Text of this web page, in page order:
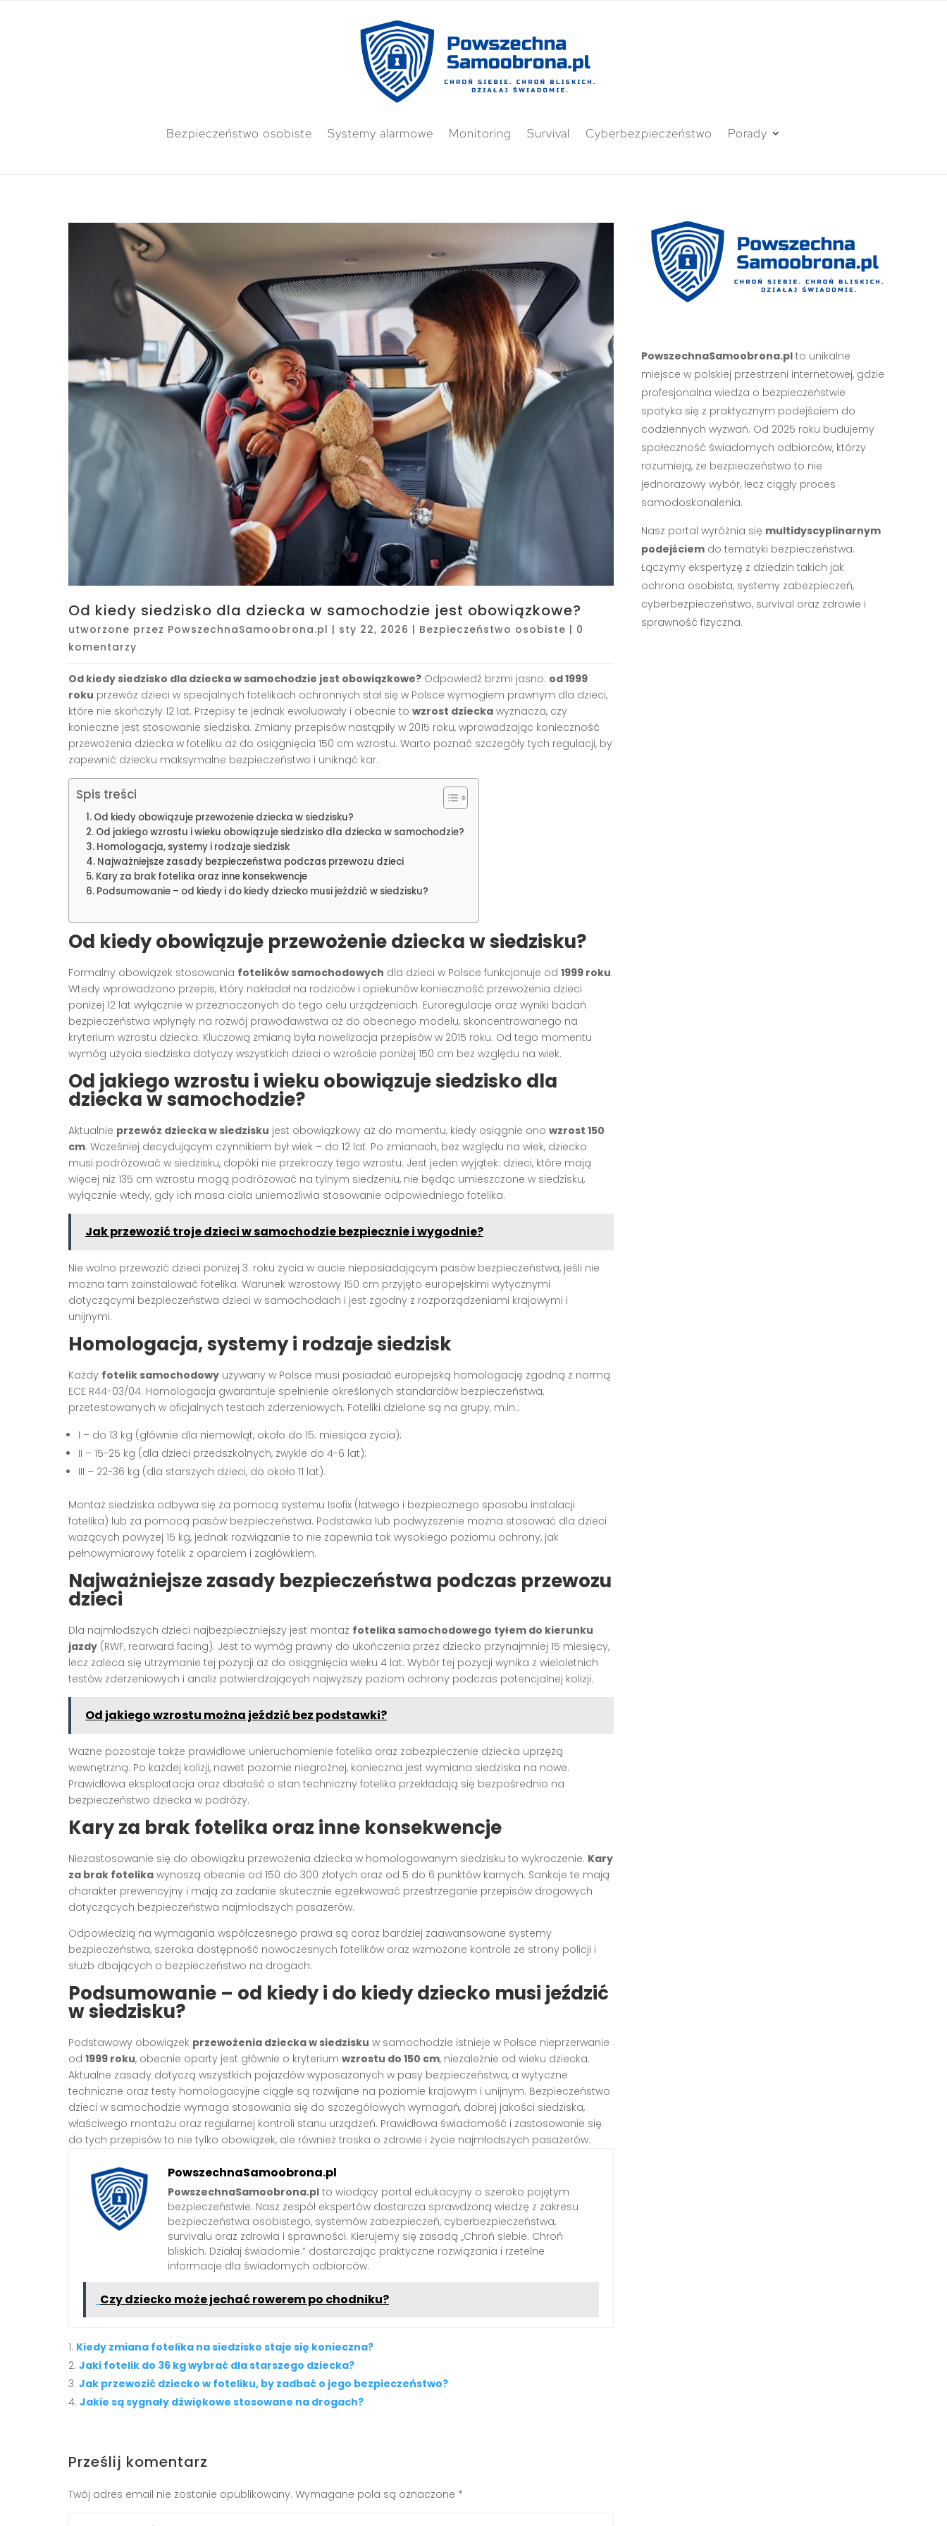
Bezpieczeństwo osobiste Systemy alarmowe Monitoring Survival Cyberbezpieczeństwo Porady
Od kiedy siedzisko dla dziecka w samochodzie jest obowiązkowe?
utworzone przez PowszechnaSamoobrona.pl | sty 22, 2026 | Bezpieczeństwo osobiste | 0
komentarzy
Od kiedy siedzisko dla dziecka w samochodzie jest obowiązkowe? Odpowiedź brzmi jasno: od 1999
roku przewóz dzieci w specjalnych fotelikach ochronnych stał się w Polsce wymogiem prawnym dla dzieci,
które nie skończyły 12 lat. Przepisy te jednak ewoluowały i obecnie to wzrost dziecka wyznacza, czy
konieczne jest stosowanie siedziska. Zmiany przepisów nastąpiły w 2015 roku, wprowadzając konieczność
przewożenia dziecka w foteliku aż do osiągnięcia 150 cm wzrostu. Warto poznać szczegóły tych regulacji, by
zapewnić dziecku maksymalne bezpieczeństwo i uniknąć kar.
Spis treści
Od kiedy obowiązuje przewożenie dziecka w siedzisku?
Od jakiego wzrostu i wieku obowiązuje siedzisko dla dziecka w samochodzie?
Homologacja, systemy i rodzaje siedzisk
Najważniejsze zasady bezpieczeństwa podczas przewozu dzieci
Kary za brak fotelika oraz inne konsekwencje
Podsumowanie – od kiedy i do kiedy dziecko musi jeździć w siedzisku?
Od kiedy obowiązuje przewożenie dziecka w siedzisku?
Formalny obowiązek stosowania fotelików samochodowych dla dzieci w Polsce funkcjonuje od 1999 roku.
Wtedy wprowadzono przepis, który nakładał na rodziców i opiekunów konieczność przewożenia dzieci
poniżej 12 lat wyłącznie w przeznaczonych do tego celu urządzeniach. Euroregulacje oraz wyniki badań
bezpieczeństwa wpłynęły na rozwój prawodawstwa aż do obecnego modelu, skoncentrowanego na
kryterium wzrostu dziecka. Kluczową zmianą była nowelizacja przepisów w 2015 roku. Od tego momentu
wymóg użycia siedziska dotyczy wszystkich dzieci o wzroście poniżej 150 cm bez względu na wiek.
Od jakiego wzrostu i wieku obowiązuje siedzisko dla
dziecka w samochodzie?
Aktualnie przewóz dziecka w siedzisku jest obowiązkowy aż do momentu, kiedy osiągnie ono wzrost 150
cm. Wcześniej decydującym czynnikiem był wiek – do 12 lat. Po zmianach, bez względu na wiek, dziecko
musi podróżować w siedzisku, dopóki nie przekroczy tego wzrostu. Jest jeden wyjątek: dzieci, które mają
więcej niż 135 cm wzrostu mogą podróżować na tylnym siedzeniu, nie będąc umieszczone w siedzisku,
wyłącznie wtedy, gdy ich masa ciała uniemożliwia stosowanie odpowiedniego fotelika.
Jak przewozić troje dzieci w samochodzie bezpiecznie i wygodnie?
Nie wolno przewozić dzieci poniżej 3. roku życia w aucie nieposiadającym pasów bezpieczeństwa, jeśli nie
można tam zainstalować fotelika. Warunek wzrostowy 150 cm przyjęto europejskimi wytycznymi
dotyczącymi bezpieczeństwa dzieci w samochodach i jest zgodny z rozporządzeniami krajowymi i
unijnymi.
Homologacja, systemy i rodzaje siedzisk
Każdy fotelik samochodowy używany w Polsce musi posiadać europejską homologację zgodną z normą
ECE R44-03/04. Homologacja gwarantuje spełnienie określonych standardów bezpieczeństwa,
przetestowanych w oficjalnych testach zderzeniowych. Foteliki dzielone są na grupy, m.in.:
I – do 13 kg (głównie dla niemowląt, około do 15. miesiąca życia);
II – 15-25 kg (dla dzieci przedszkolnych, zwykle do 4-6 lat);
III – 22-36 kg (dla starszych dzieci, do około 11 lat).
Montaż siedziska odbywa się za pomocą systemu Isofix (łatwego i bezpiecznego sposobu instalacji
fotelika) lub za pomocą pasów bezpieczeństwa. Podstawka lub podwyższenie można stosować dla dzieci
ważących powyżej 15 kg, jednak rozwiązanie to nie zapewnia tak wysokiego poziomu ochrony, jak
pełnowymiarowy fotelik z oparciem i zagłówkiem.
Najważniejsze zasady bezpieczeństwa podczas przewozu
dzieci
Dla najmłodszych dzieci najbezpieczniejszy jest montaż fotelika samochodowego tyłem do kierunku
jazdy (RWF, rearward facing). Jest to wymóg prawny do ukończenia przez dziecko przynajmniej 15 miesięcy,
lecz zaleca się utrzymanie tej pozycji aż do osiągnięcia wieku 4 lat. Wybór tej pozycji wynika z wieloletnich
testów zderzeniowych i analiz potwierdzających najwyższy poziom ochrony podczas potencjalnej kolizji.
Od jakiego wzrostu można jeździć bez podstawki?
Ważne pozostaje także prawidłowe unieruchomienie fotelika oraz zabezpieczenie dziecka uprzężą
wewnętrzną. Po każdej kolizji, nawet pozornie niegroźnej, konieczna jest wymiana siedziska na nowe.
Prawidłowa eksploatacja oraz dbałość o stan techniczny fotelika przekładają się bezpośrednio na
bezpieczeństwo dziecka w podróży.
Kary za brak fotelika oraz inne konsekwencje
Niezastosowanie się do obowiązku przewożenia dziecka w homologowanym siedzisku to wykroczenie. Kary
za brak fotelika wynoszą obecnie od 150 do 300 złotych oraz od 5 do 6 punktów karnych. Sankcje te mają
charakter prewencyjny i mają za zadanie skutecznie egzekwować przestrzeganie przepisów drogowych
dotyczących bezpieczeństwa najmłodszych pasażerów.
Odpowiedzią na wymagania współczesnego prawa są coraz bardziej zaawansowane systemy
bezpieczeństwa, szeroka dostępność nowoczesnych fotelików oraz wzmożone kontrole ze strony policji i
służb dbających o bezpieczeństwo na drogach.
Podsumowanie – od kiedy i do kiedy dziecko musi jeździć
w siedzisku?
Podstawowy obowiązek przewożenia dziecka w siedzisku w samochodzie istnieje w Polsce nieprzerwanie
od 1999 roku, obecnie oparty jest głównie o kryterium wzrostu do 150 cm, niezależnie od wieku dziecka.
Aktualne zasady dotyczą wszystkich pojazdów wyposażonych w pasy bezpieczeństwa, a wytyczne
techniczne oraz testy homologacyjne ciągle są rozwijane na poziomie krajowym i unijnym. Bezpieczeństwo
dzieci w samochodzie wymaga stosowania się do szczegółowych wymagań, dobrej jakości siedziska,
właściwego montażu oraz regularnej kontroli stanu urządzeń. Prawidłowa świadomość i zastosowanie się
do tych przepisów to nie tylko obowiązek, ale również troska o zdrowie i życie najmłodszych pasażerów.
PowszechnaSamoobrona.pl
PowszechnaSamoobrona.pl to wiodący portal edukacyjny o szeroko pojętym
bezpieczeństwie. Nasz zespół ekspertów dostarcza sprawdzoną wiedzę z zakresu
bezpieczeństwa osobistego, systemów zabezpieczeń, cyberbezpieczeństwa,
survivalu oraz zdrowia i sprawności. Kierujemy się zasadą „Chroń siebie. Chroń
bliskich. Działaj świadomie.” dostarczając praktyczne rozwiązania i rzetelne
informacje dla świadomych odbiorców.
Czy dziecko może jechać rowerem po chodniku?
Kiedy zmiana fotelika na siedzisko staje się konieczna?
Jaki fotelik do 36 kg wybrać dla starszego dziecka?
Jak przewozić dziecko w foteliku, by zadbać o jego bezpieczeństwo?
Jakie są sygnały dźwiękowe stosowane na drogach?
Prześlij komentarz
Twój adres email nie zostanie opublikowany. Wymagane pola są oznaczone *
PowszechnaSamoobrona.plto unikalne
miejsce w polskiej przestrzeni internetowej, gdzie
profesjonalna wiedza o bezpieczeństwie
spotyka się z praktycznym podejściem do
codziennych wyzwań. Od 2025 roku budujemy
społeczność świadomych odbiorców, którzy
rozumieją, że bezpieczeństwo to nie
jednorazowy wybór, lecz ciągły proces
samodoskonalenia.
Nasz portal wyróżnia się multidyscyplinarnym
podejściemdo tematyki bezpieczeństwa.
Łączymy ekspertyzę z dziedzin takich jak
ochrona osobista, systemy zabezpieczeń,
cyberbezpieczeństwo, survival oraz zdrowie i
sprawność fizyczna.